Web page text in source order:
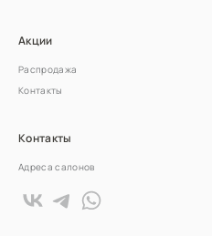
Акции
Распродажа
Контакты
Контакты
Адреса салонов